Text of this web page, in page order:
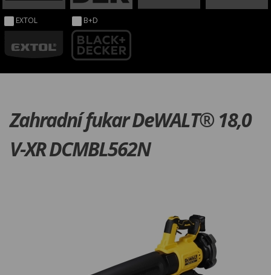
EXTOL B+D
Zahradní fukar DeWALT® 18,0
V-XR DCMBL562N